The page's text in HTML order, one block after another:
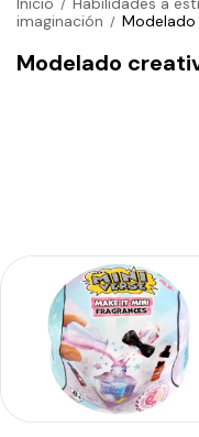
/
imaginación /
Modelado